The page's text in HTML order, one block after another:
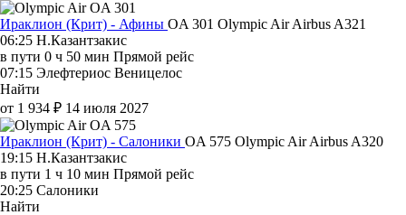
Ираклион (Крит) - Афины OA 301 Olympic AirAirbus A321
06:25 Н.Казантзакис
в пути 0 ч 50 мин Прямой рейс
07:15 Элефтериос Веницелос
Найти
от 1 934 ₽ 14 июля 2027
Ираклион (Крит) - Салоники OA 575 Olympic AirAirbus A320
19:15 Н.Казантзакис
в пути 1 ч 10 мин Прямой рейс
20:25 Салоники
Найти